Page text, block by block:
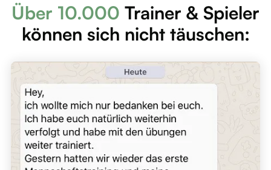
Über 10.000 Trainer & Spieler
können sich nicht täuschen: